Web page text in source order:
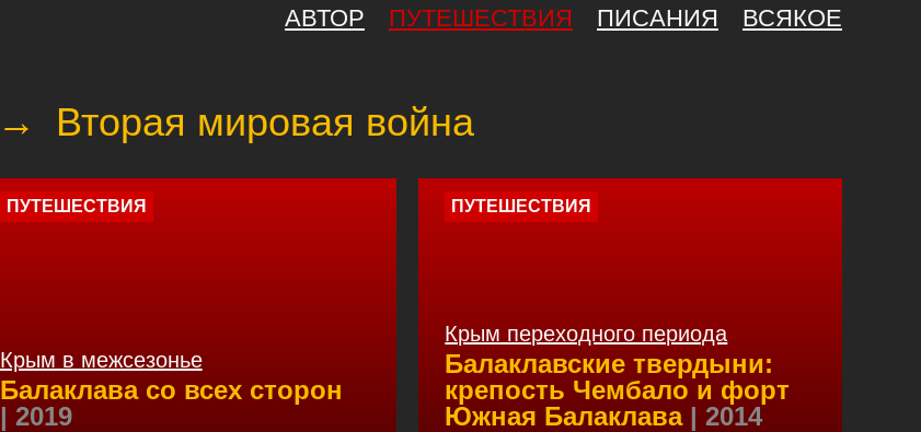
→ Вторая мировая война
ПУТЕШЕСТВИЯ
Крым в межсезонье
Балаклава со всех сторон
| 2019
ПУТЕШЕСТВИЯ
Крым переходного периода
Балаклавские твердыни:
крепость Чембало и форт
Южная Балаклава| 2014
АВТОР ПУТЕШЕСТВИЯ ПИСАНИЯ ВСЯКОЕ